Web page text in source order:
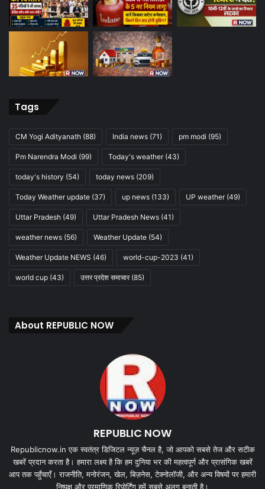
Tags
CM Yogi Adityanath (88) India news (71) pm modi (95)
Pm Narendra Modi (99) Today's weather(43)
today's history (54) today news (209)
Today Weather update (37) up news (133) UP weather(49)
Uttar Pradesh (49) Uttar Pradesh News (41)
weather news (56) Weather Update (54)
Weather Update NEWS (46) world-cup-2023 (41)
world cup (43) उत्तर प्रदेश समाचार(85)
About REPUBLIC NOW
REPUBLIC NOW
Republicnow.in एक स्वतंत्र डिजिटल न्यूज़ चैनल है, जो आपको सबसे तेज और सटीक
खबरें प्रदान करता है। हमारा लक्ष्य है कि हम दुनिया भर की महत्वपूर्ण और प्रासंगिक खबरें
आप तक पहुँचाएँ। राजनीति, मनोरंजन, खेल, बिज़नेस, टेक्नोलॉजी, और अन्य विषयों पर हमारी
निष्पक्ष और प्रमाणिक रिपोर्टिंग हमें सबसे अलग बनाती है।